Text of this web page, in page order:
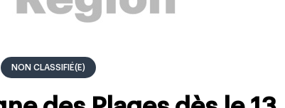
NON CLASSIFIÉ(E)